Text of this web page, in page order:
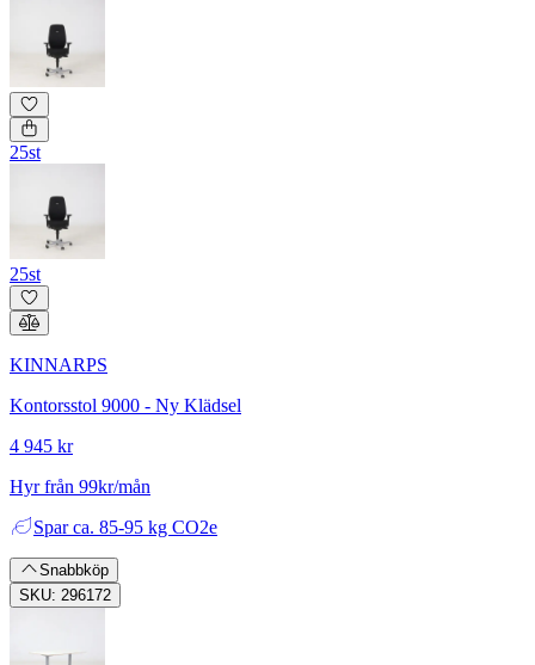
25st
25st
KINNARPS
Kontorsstol 9000 - Ny Klädsel
4 945 kr
Hyr från 99kr/mån
Spar ca. 85-95 kg CO2e
Snabbköp
SKU: 296172